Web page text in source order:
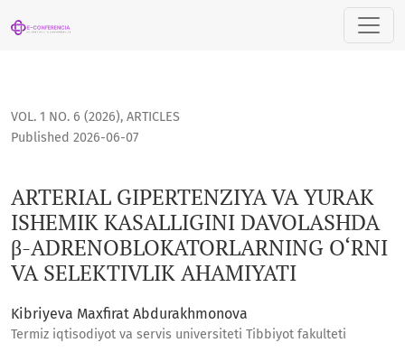
ARTERIAL GIPERTENZIYA VA YURAK ISHEMIK KASALLIGINI
VOL. 1 NO. 6 (2026), ARTICLES
ARTERIAL GIPERTENZIYA VA YURAK
ISHEMIK KASALLIGINI DAVOLASHDA
β-ADRENOBLOKATORLARNING O‘RNI
VA SELEKTIVLIK AHAMIYATI
Published 2026-06-07
Kibriyeva Maxfirat Abdurakhmonova
Termiz iqtisodiyot va servis universiteti Tibbiyot fakulteti